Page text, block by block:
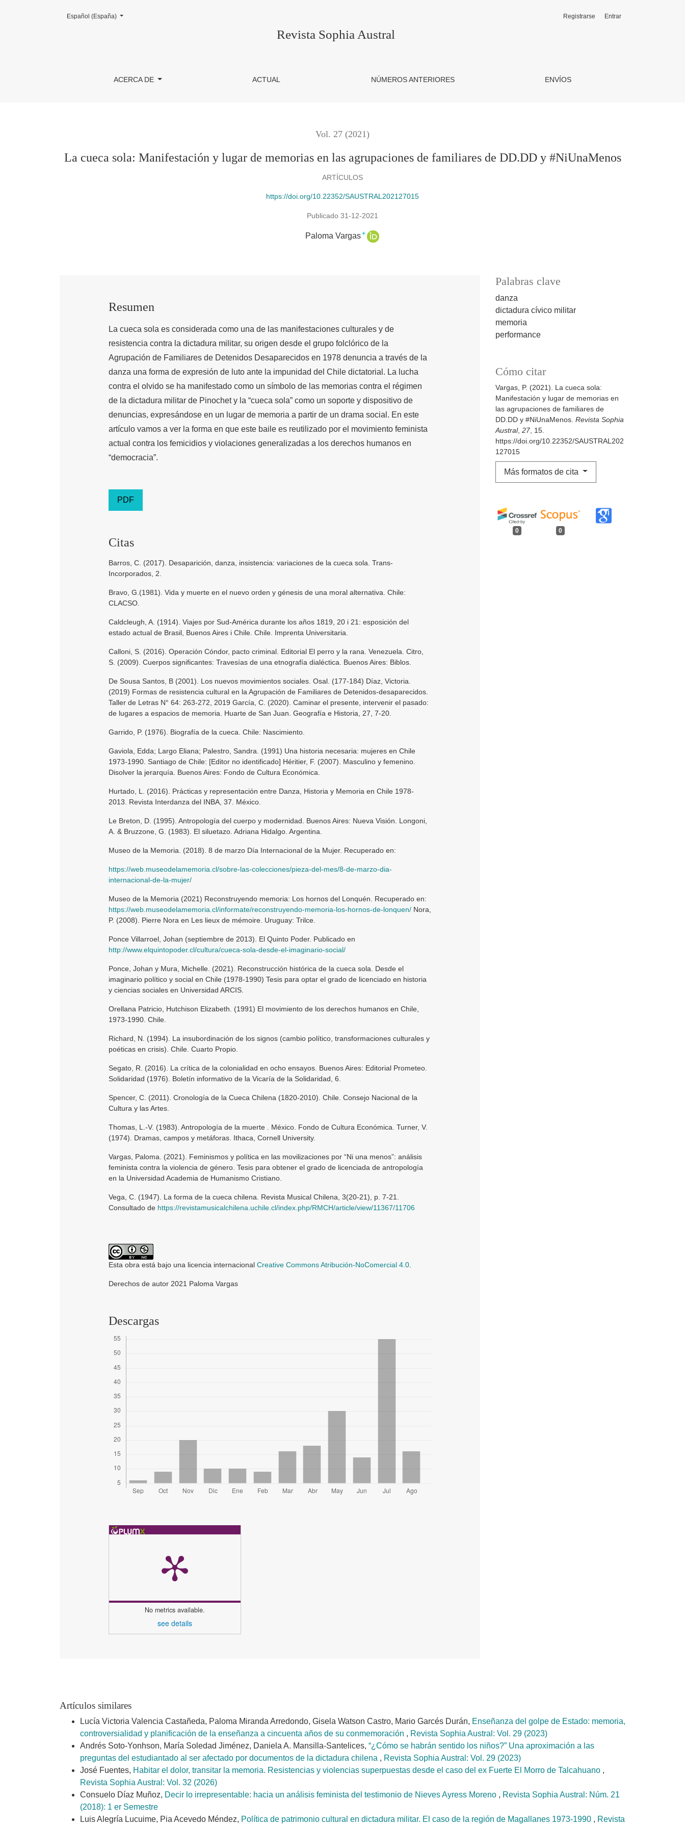
La cueca sola: Manifestación y lugar de memorias en las agrupaciones de familiares de DD.DD y #NiUnaMenos
Revista Sophia Austral
ACERCA DE ACTUAL NÚMEROS ANTERIORES ENVÍOS
Registrarse Entrar
Cambiar el idioma. El actual es:
Español (España)
Vol. 27 (2021)
La cueca sola: Manifestación y lugar de memorias en las agrupaciones de familiares de DD.DD y #NiUnaMenos
ARTÍCULOS
https://doi.org/10.22352/SAUSTRAL202127015
Publicado 31-12-2021
Paloma Vargas+
Palabras clave
danza
dictadura cívico militar
memoria
performance
Cómo citar
Vargas, P. (2021). La cueca sola:
Manifestación y lugar de memorias en
las agrupaciones de familiares de
DD.DD y #NiUnaMenos. Revista Sophia
Austral, 27, 15.
https://doi.org/10.22352/SAUSTRAL202
127015
Más formatos de cita
0 0
Resumen
La cueca sola es considerada como una de las manifestaciones culturales y de
resistencia contra la dictadura militar, su origen desde el grupo folclórico de la
Agrupación de Familiares de Detenidos Desaparecidos en 1978 denuncia a través de la
danza una forma de expresión de luto ante la impunidad del Chile dictatorial. La lucha
contra el olvido se ha manifestado como un símbolo de las memorias contra el régimen
de la dictadura militar de Pinochet y la “cueca sola” como un soporte y dispositivo de
denuncias, expresándose en un lugar de memoria a partir de un drama social. En este
artículo vamos a ver la forma en que este baile es reutilizado por el movimiento feminista
actual contra los femicidios y violaciones generalizadas a los derechos humanos en
“democracia”.
PDF
Citas
Barros, C. (2017). Desaparición, danza, insistencia: variaciones de la cueca sola. Trans-
Incorporados, 2.
Bravo, G.(1981). Vida y muerte en el nuevo orden y génesis de una moral alternativa. Chile:
CLACSO.
Caldcleugh, A. (1914). Viajes por Sud-América durante los años 1819, 20 i 21: esposición del
estado actual de Brasil, Buenos Aires i Chile. Chile. Imprenta Universitaria.
Calloni, S. (2016). Operación Cóndor, pacto criminal. Editorial El perro y la rana. Venezuela. Citro,
S. (2009). Cuerpos significantes: Travesías de una etnografía dialéctica. Buenos Aires: Biblos.
De Sousa Santos, B (2001). Los nuevos movimientos sociales. Osal. (177-184) Díaz, Victoria.
(2019) Formas de resistencia cultural en la Agrupación de Familiares de Detenidos-desaparecidos.
Taller de Letras N° 64: 263-272, 2019 García, C. (2020). Caminar el presente, intervenir el pasado:
de lugares a espacios de memoria. Huarte de San Juan. Geografía e Historia, 27, 7-20.
Garrido, P. (1976). Biografía de la cueca. Chile: Nascimiento.
Gaviola, Edda; Largo Eliana; Palestro, Sandra. (1991) Una historia necesaria: mujeres en Chile
1973-1990. Santiago de Chile: [Editor no identificado] Héritier, F. (2007). Masculino y femenino.
Disolver la jerarquía. Buenos Aires: Fondo de Cultura Económica.
Hurtado, L. (2016). Prácticas y representación entre Danza, Historia y Memoria en Chile 1978-
2013. Revista Interdanza del INBA, 37. México.
Le Breton, D. (1995). Antropología del cuerpo y modernidad. Buenos Aires: Nueva Visión. Longoni,
A. & Bruzzone, G. (1983). El siluetazo. Adriana Hidalgo. Argentina.
Museo de la Memoria. (2018). 8 de marzo Día Internacional de la Mujer. Recuperado en:
https://web.museodelamemoria.cl/sobre-las-colecciones/pieza-del-mes/8-de-marzo-dia-
internacional-de-la-mujer/
Museo de la Memoria (2021) Reconstruyendo memoria: Los hornos del Lonquén. Recuperado en:
https://web.museodelamemoria.cl/informate/reconstruyendo-memoria-los-hornos-de-lonquen/ Nora,
P. (2008). Pierre Nora en Les lieux de mémoire. Uruguay: Trilce.
Ponce Villarroel, Johan (septiembre de 2013). El Quinto Poder. Publicado en
http://www.elquintopoder.cl/cultura/cueca-sola-desde-el-imaginario-social/
Ponce, Johan y Mura, Michelle. (2021). Reconstrucción histórica de la cueca sola. Desde el
imaginario político y social en Chile (1978-1990) Tesis para optar el grado de licenciado en historia
y ciencias sociales en Universidad ARCIS.
Orellana Patricio, Hutchison Elizabeth. (1991) El movimiento de los derechos humanos en Chile,
1973-1990. Chile.
Richard, N. (1994). La insubordinación de los signos (cambio político, transformaciones culturales y
poéticas en crisis). Chile. Cuarto Propio.
Segato, R. (2016). La crítica de la colonialidad en ocho ensayos. Buenos Aires: Editorial Prometeo.
Solidaridad (1976). Boletín informativo de la Vicaría de la Solidaridad, 6.
Spencer, C. (2011). Cronología de la Cueca Chilena (1820-2010). Chile. Consejo Nacional de la
Cultura y las Artes.
Thomas, L.-V. (1983). Antropología de la muerte . México. Fondo de Cultura Económica. Turner, V.
(1974). Dramas, campos y metáforas. Ithaca, Cornell University.
Vargas, Paloma. (2021). Feminismos y política en las movilizaciones por “Ni una menos”: análisis
feminista contra la violencia de género. Tesis para obtener el grado de licenciada de antropología
en la Universidad Academia de Humanismo Cristiano.
Vega, C. (1947). La forma de la cueca chilena. Revista Musical Chilena, 3(20-21), p. 7-21.
Consultado de https://revistamusicalchilena.uchile.cl/index.php/RMCH/article/view/11367/11706
Esta obra está bajo una licencia internacional Creative Commons Atribución-NoComercial 4.0
Derechos de autor 2021 Paloma Vargas
Descargas
No metrics available.
see details
Artículos similares
Lucía Victoria Valencia Castañeda, Paloma Miranda Arredondo, Gisela Watson Castro, Mario Garcés Durán, Enseñanza del golpe de Estado: memoria,
controversialidad y planificación de la enseñanza a cincuenta años de su conmemoración , Revista Sophia Austral: Vol. 29 (2023)
Andrés Soto-Yonhson, María Soledad Jiménez, Daniela A. Mansilla-Santelices, “¿Cómo se habrán sentido los niños?” Una aproximación a las
preguntas del estudiantado al ser afectado por documentos de la dictadura chilena , Revista Sophia Austral: Vol. 29 (2023)
José Fuentes, Habitar el dolor, transitar la memoria. Resistencias y violencias superpuestas desde el caso del ex Fuerte El Morro de Talcahuano ,
Revista Sophia Austral: Vol. 32 (2026)
Consuelo Díaz Muñoz, Decir lo irrepresentable: hacia un análisis feminista del testimonio de Nieves Ayress Moreno , Revista Sophia Austral: Núm. 21
(2018): 1 er Semestre
Luis Alegría Lucuime, Pia Acevedo Méndez, Política de patrimonio cultural en dictadura militar. El caso de la región de Magallanes 1973-1990 , Revista